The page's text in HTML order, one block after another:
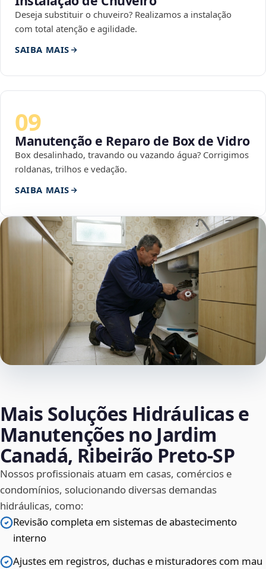
Deseja substituir o chuveiro? Realizamos a instalação
com total atenção e agilidade.
SAIBA MAIS
09
Manutenção e Reparo de Box de Vidro
Box desalinhado, travando ou vazando água? Corrigimos
roldanas, trilhos e vedação.
SAIBA MAIS
Mais Soluções Hidráulicas e
Manutenções no Jardim
Canadá, Ribeirão Preto‑SP
Nossos profissionais atuam em casas, comércios e
condomínios, solucionando diversas demandas
hidráulicas, como:
Revisão completa em sistemas de abastecimento
interno
Ajustes em registros, duchas e misturadores com mau